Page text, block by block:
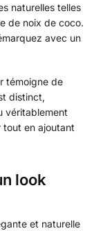
naturelles telles
de noix de coco.
avec un
témoigne de
distinct,
véritablement
tout en ajoutant
look
et naturelle